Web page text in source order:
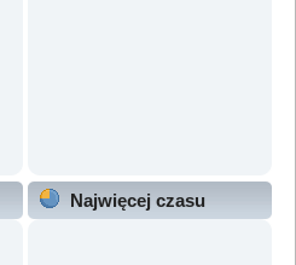
Najwięcej czasu